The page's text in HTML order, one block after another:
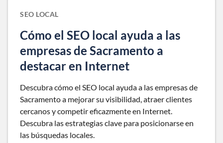
SEO LOCAL
Cómo el SEO local ayuda a las
empresas de Sacramento a
destacar en Internet
Descubra cómo el SEO local ayuda a las empresas de
Sacramento a mejorar su visibilidad, atraer clientes
cercanos y competir eficazmente en Internet.
Descubra las estrategias clave para posicionarse en
las búsquedas locales.